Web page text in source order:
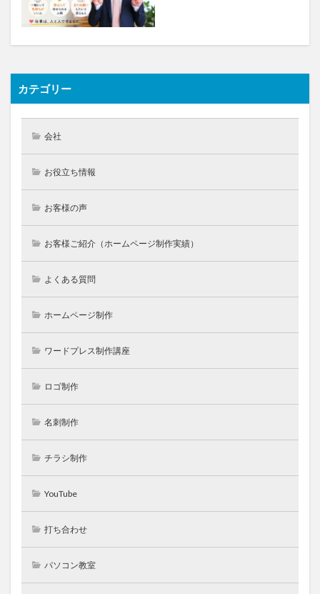
カテゴリー
会社
お役立ち情報
お客様の声
お客様ご紹介（ホームページ制作実績）
よくある質問
ホームページ制作
ワードプレス制作講座
ロゴ制作
名刺制作
チラシ制作
YouTube
打ち合わせ
パソコン教室